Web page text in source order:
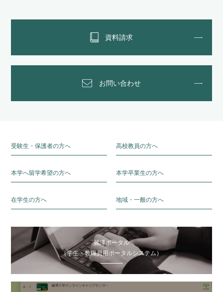
資料請求
お問い合わせ
受験生・保護者の方へ 高校教員の方へ
本学へ留学希望の方へ 本学卒業生の方へ
在学生の方へ 地域・一般の方へ
麗澤ポータル
（学生・教職員用ポータルシステム）